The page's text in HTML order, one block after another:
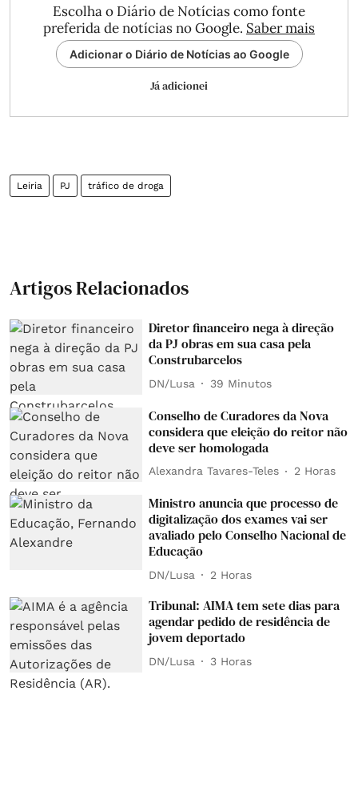
Escolha o Diário de Notícias como fonte
preferida de notícias no Google. Saber mais
Adicionar o Diário de Notícias ao Google
Já adicionei
Leiria PJ tráfico de droga
Artigos Relacionados
Diretor financeiro nega à direção
da PJ obras em sua casa pela
Construbarcelos
DN/Lusa 39 Minutos
Conselho de Curadores da Nova
considera que eleição do reitor não
deve ser homologada
Alexandra Tavares-Teles 2 Horas
Ministro anuncia que processo de
digitalização dos exames vai ser
avaliado pelo Conselho Nacional de
Educação
DN/Lusa 2 Horas
Tribunal: AIMA tem sete dias para
agendar pedido de residência de
jovem deportado
DN/Lusa 3 Horas